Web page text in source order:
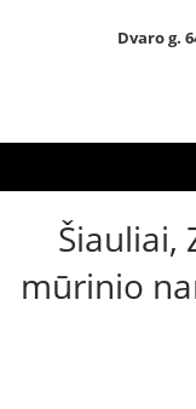
Dvaro g.
Šiauliai,
mūrinio